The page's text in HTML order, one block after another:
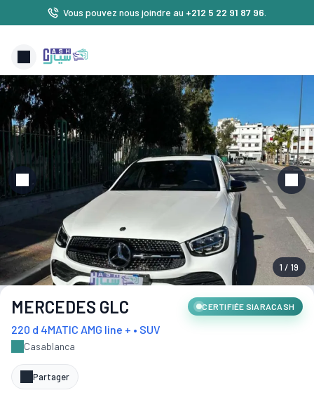
Vous pouvez nous joindre au +212 5 22 91 87 96
1 / 19
MERCEDES GLC CERTIFIÉE SIARACASH
220 d 4MATIC AMG line + • SUV
Casablanca
Partager